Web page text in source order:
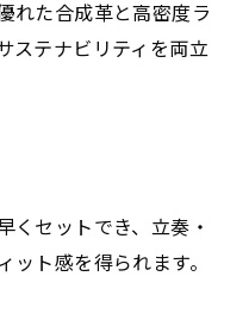
れた合成革と高密度ラ
ステナビリティを両立
くセットでき、立奏・
ト感を得られます。